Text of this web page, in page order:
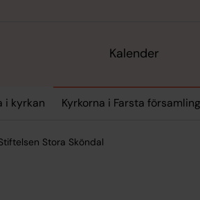
Kalender
i kyrkan Kyrkorna i Farsta församling
Stora Sköndal